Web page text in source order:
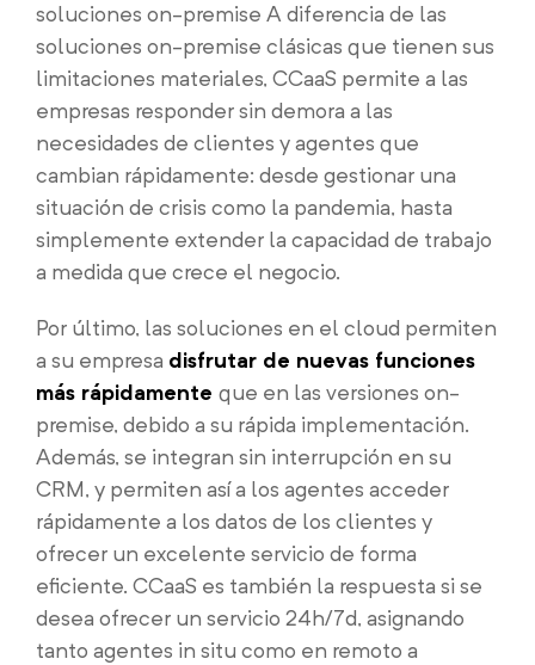
soluciones on-premise A diferencia de las
soluciones on-premise clásicas que tienen sus
limitaciones materiales, CCaaS permite a las
empresas responder sin demora a las
necesidades de clientes y agentes que
cambian rápidamente: desde gestionar una
situación de crisis como la pandemia, hasta
simplemente extender la capacidad de trabajo
a medida que crece el negocio.
Por último, las soluciones en el cloud permiten
a su empresa disfrutar de nuevas funciones
más rápidamente que en las versiones on-
premise, debido a su rápida implementación.
Además, se integran sin interrupción en su
CRM, y permiten así a los agentes acceder
rápidamente a los datos de los clientes y
ofrecer un excelente servicio de forma
eficiente. CCaaS es también la respuesta si se
desea ofrecer un servicio 24h/7d, asignando
tanto agentes in situ como en remoto a